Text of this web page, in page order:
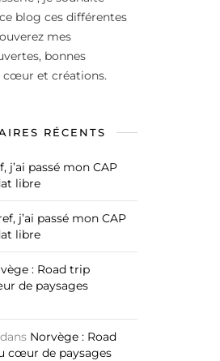
blog ces différentes
mes
bonnes
cœur et créations.
RÉCENTS
j’ai passé mon CAP
libre
j’ai passé mon CAP
libre
: Road trip
de paysages
dans Norvège : Road
cœur de paysages